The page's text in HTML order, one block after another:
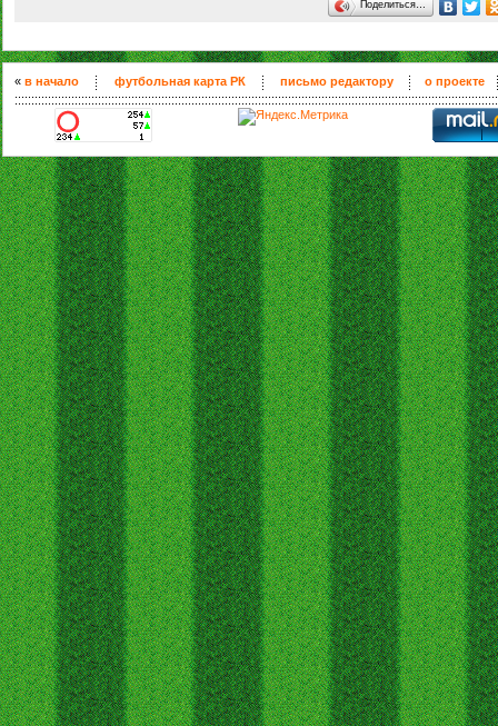
Поделиться…
« в начало футбольная карта РК письмо редактору о проекте